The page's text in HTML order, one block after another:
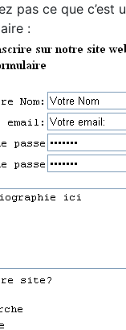
pas ce que
: